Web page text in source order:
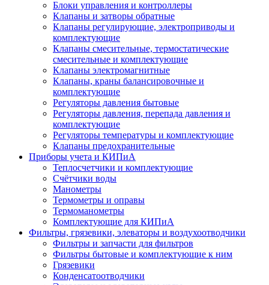
Блоки управления и контроллеры
Клапаны и затворы обратные
Клапаны регулирующие, электроприводы и
комплектующие
Клапаны смесительные, термостатические
смесительные и комплектующие
Клапаны электромагнитные
Клапаны, краны балансировочные и
комплектующие
Регуляторы давления бытовые
Регуляторы давления, перепада давления и
комплектующие
Регуляторы температуры и комплектующие
Клапаны предохранительные
Приборы учета и КИПиА
Теплосчетчики и комплектующие
Счётчики воды
Манометры
Термометры и оправы
Термоманометры
Комплектующие для КИПиА
Фильтры, грязевики, элеваторы и воздухоотводчики
Фильтры и запчасти для фильтров
Фильтры бытовые и комплектующие к ним
Грязевики
Конденсатоотводчики